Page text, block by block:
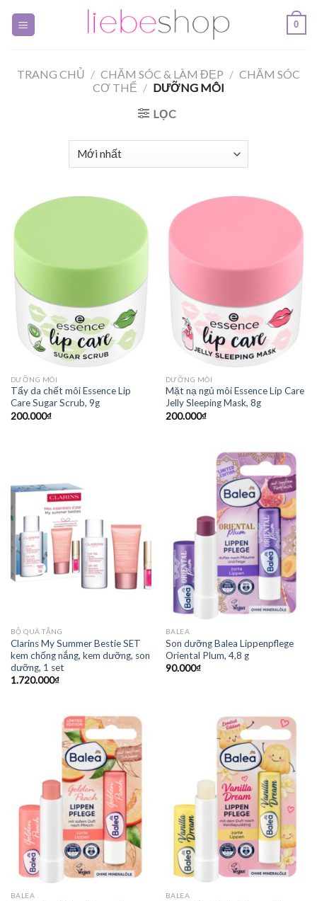
0
TRANG CHỦ / CHĂM SÓC & LÀM ĐẸP / CHĂM SÓC
CƠ THỂ / DƯỠNG MÔI
LỌC
DƯỠNG MÔI
Tẩy da chết môi Essence Lip
Care Sugar Scrub, 9g
200.000₫
DƯỠNG MÔI
Mặt nạ ngủ môi Essence Lip Care
Jelly Sleeping Mask, 8g
200.000₫
BỘ QUÀ TẶNG
Clarins My Summer Bestie SET
kem chống nắng, kem dưỡng, son
dưỡng, 1 set
1.720.000₫
BALEA
Son dưỡng Balea Lippenpflege
Oriental Plum, 4,8 g
90.000₫
BALEA BALEA